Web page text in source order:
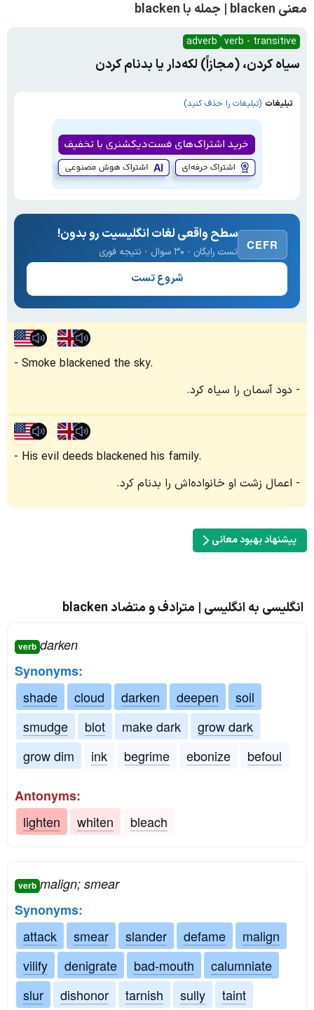
معنی blacken | جمله با blacken
verb - transitive
adverb
سیاه کردن، (مجازاً) لکه‌دار یا بدنام کردن
تبلیغات (تبلیغات را حذف کنید)
CEFR
سطح واقعی لغات انگلیسیت رو بدون!
تست رایگان · ۳۰ سوال · نتیجه فوری
شروع تست
Smoke blackened the sky.
دود آسمان را سیاه کرد.
His evil deeds blackened his family.
اعمال زشت او خانواده‌اش را بدنام کرد.
پیشنهاد بهبود معانی
انگلیسی به انگلیسی | مترادف و متضاد blacken
verb darken
Synonyms:
shade
cloud darken deepen
soil
smudge
blot make dark
grow dark
grow dim
ink begrime ebonize befoul
Antonyms:
lighten
whiten bleach
verb malign; smear
Synonyms:
attack
smear slander defame
malign
vilify
denigrate bad-mouth
calumniate
slur
dishonor tarnish sully
taint